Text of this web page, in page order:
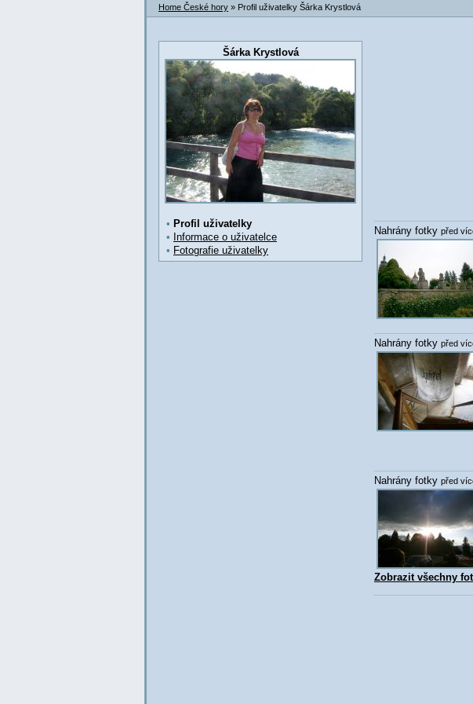
Home České hory » Profil uživatelky Šárka Krystlová
Šárka Krystlová
• Profil uživatelky
• Informace o uživatelce
• Fotografie uživatelky
Nahrány fotky před
Nahrány fotky před
Nahrány fotky před
Zobrazit všechny